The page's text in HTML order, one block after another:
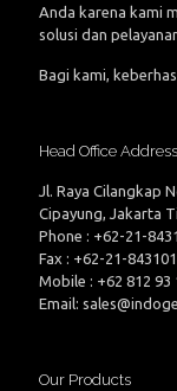
Anda karena kami
solusi dan
Bagi kami,
Head Office Address
Jl. Raya Cilangkap
Cipayung, Jakarta
Phone : +62-21-
Fax : +62-21-
Mobile : +62 812 93
Email:
Our Products